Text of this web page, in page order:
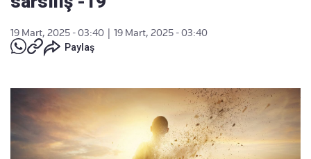
19 Mart, 2025 - 03:40
19 Mart, 2025 - 03:40
Paylaş